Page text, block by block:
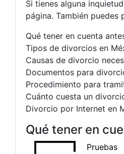
Si tienes alguna
página. También puedes
Qué tener en cuenta
Tipos de divorcios en
Causas de divorcio
Documentos para
Procedimiento para
Cuánto cuesta un
Divorcio por Internet en
Qué tener en